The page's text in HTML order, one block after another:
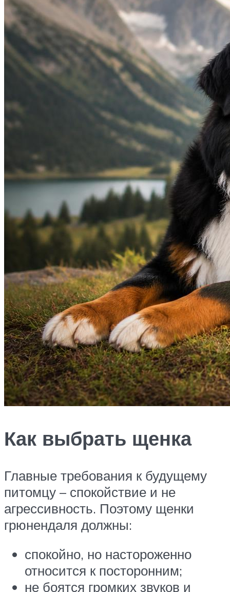
Как выбрать щенка
Главные требования к будущему
питомцу – спокойствие и не
агрессивность. Поэтому щенки
грюнендаля должны:
спокойно, но настороженно
относится к посторонним;
не боятся громких звуков и